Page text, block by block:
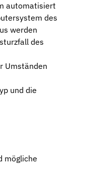
automatisiert
des
werden
des
Umständen
und die
mögliche